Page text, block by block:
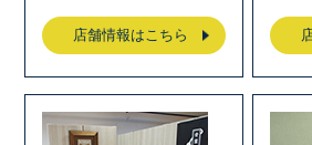
店舗情報はこちら